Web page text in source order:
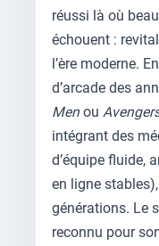
réussi là où
échouent :
l’ère moderne.
d’arcade des
Menou
intégrant des
d’équipe fluide,
en ligne
générations. Le
reconnu pour